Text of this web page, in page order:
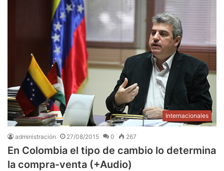
Internacionales
administración 27/08/2015 0 267
En Colombia el tipo de cambio lo determina
la compra-venta (+Audio)